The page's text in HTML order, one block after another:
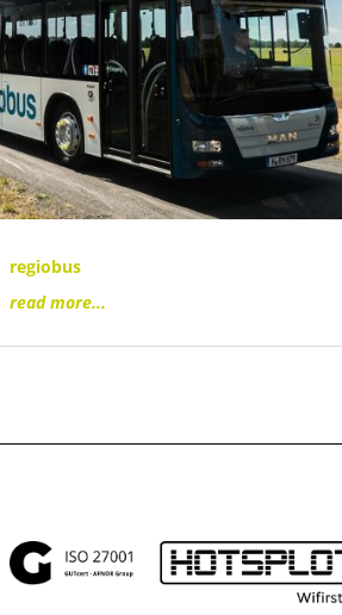
regiobus
read more...